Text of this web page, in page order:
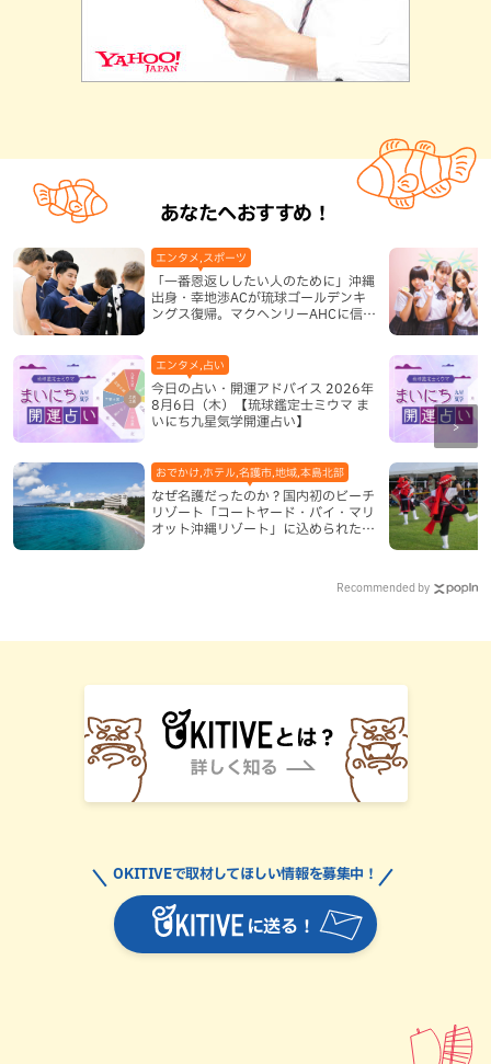
あなたへおすすめ！
「一番恩返ししたい人のために」沖縄
出身・幸地渉ACが琉球ゴールデンキ
ングス復帰。マクヘンリーAHCに信頼
エンタメ,スポーツ
今日の占い・開運アドバイス 2026年
8月6日（木）【琉球鑑定士ミウマ ま
いにち九星気学開運占い】
エンタメ,占い
なぜ名護だったのか？国内初のビーチ
リゾート「コートヤード・バイ・マリ
オット沖縄リゾート」に込められた想
おでかけ,ホテル,名護市,地域,本島北部
Recommended by
に送る！
OKITIVEで取材してほしい情報を募集中！